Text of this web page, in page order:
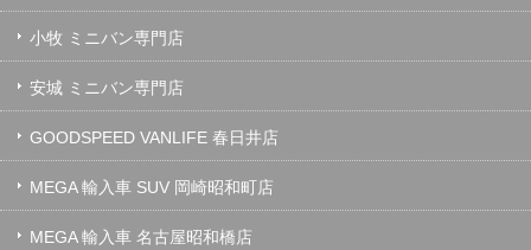
小牧 ミニバン専門店
安城 ミニバン専門店
GOODSPEED VANLIFE 春日井店
MEGA 輸入車 SUV 岡崎昭和町店
MEGA 輸入車 名古屋昭和橋店